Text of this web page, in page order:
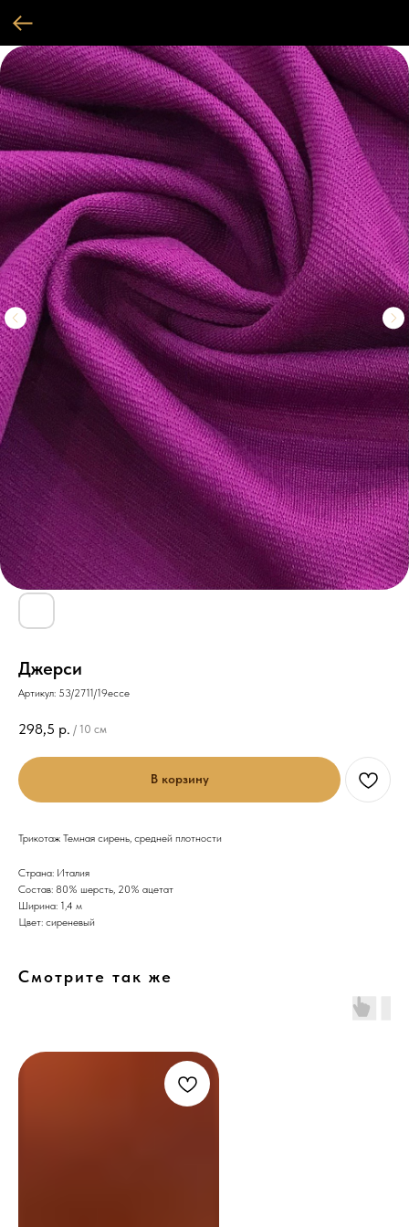
Джерси
Артикул: 53/2711/19ессе
298,5 р. / 10 см
В корзину
Трикотаж Темная сирень, средней плотности
Страна: Италия
Состав: 80% шерсть, 20% ацетат
Ширина: 1,4 м
Цвет: сиреневый
Смотрите так же